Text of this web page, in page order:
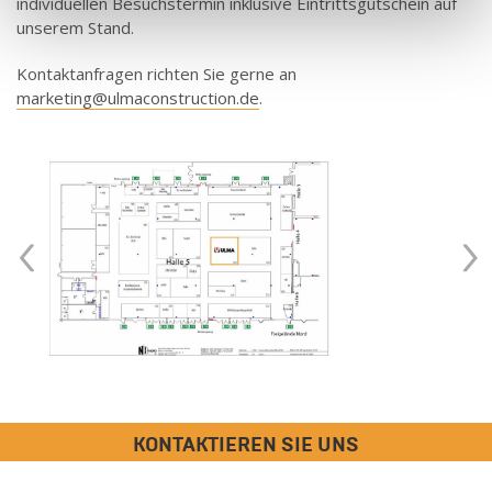
unserem Stand.
Kontaktanfragen richten Sie gerne an
marketing@ulmaconstruction.de.
‹ ›
KONTAKTIEREN SIE UNS